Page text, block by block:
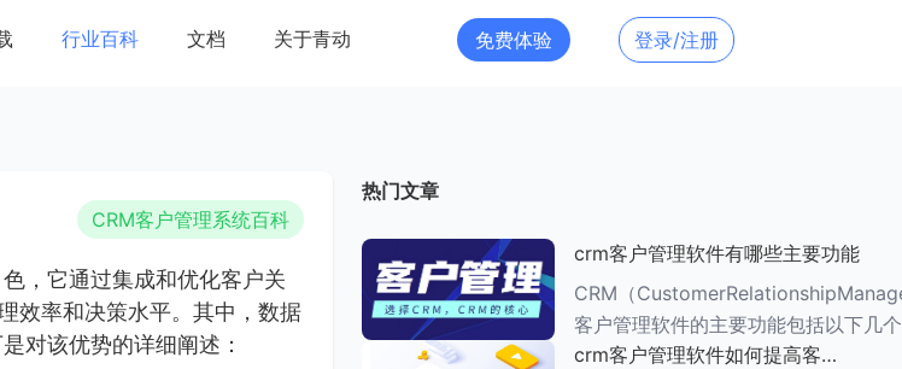
行业百科 文档 关于青动 免费体验 登录/注册
CRM客户管理系统百科
，它通过集成和优化客户关
效率和决策水平。其中，数据
对该优势的详细阐述：
热门文章
crm客户管理软件有哪些主要功能
CRM（
客户管理软件的主要功能包括以下几
###一、客户信息管理 CRM系统的核心功能是
crm客户管理软件如何提高客户